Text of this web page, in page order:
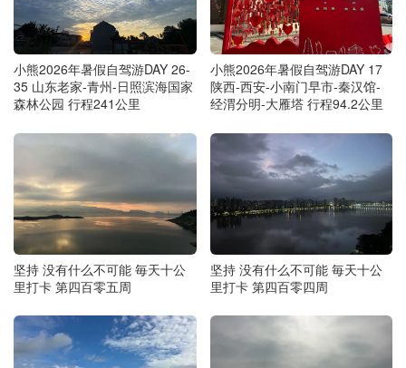
小熊2026年暑假自驾游DAY 26-
35 山东老家-青州-日照滨海国家
森林公园 行程241公里
小熊2026年暑假自驾游DAY 17
陕西-西安-小南门早市-秦汉馆-
经渭分明-大雁塔 行程94.2公里
坚持 没有什么不可能 毎天十公
里打卡 第四百零五周
坚持 没有什么不可能 毎天十公
里打卡 第四百零四周